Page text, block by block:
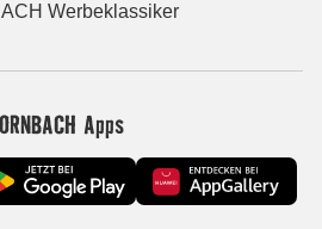
Werbeklassiker
Apps